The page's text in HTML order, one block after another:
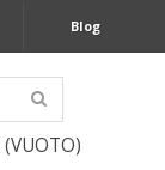
Blog
(VUOTO)